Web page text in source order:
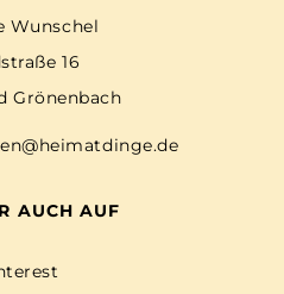
Wunschel
16
Grönenbach
AUCH AUF